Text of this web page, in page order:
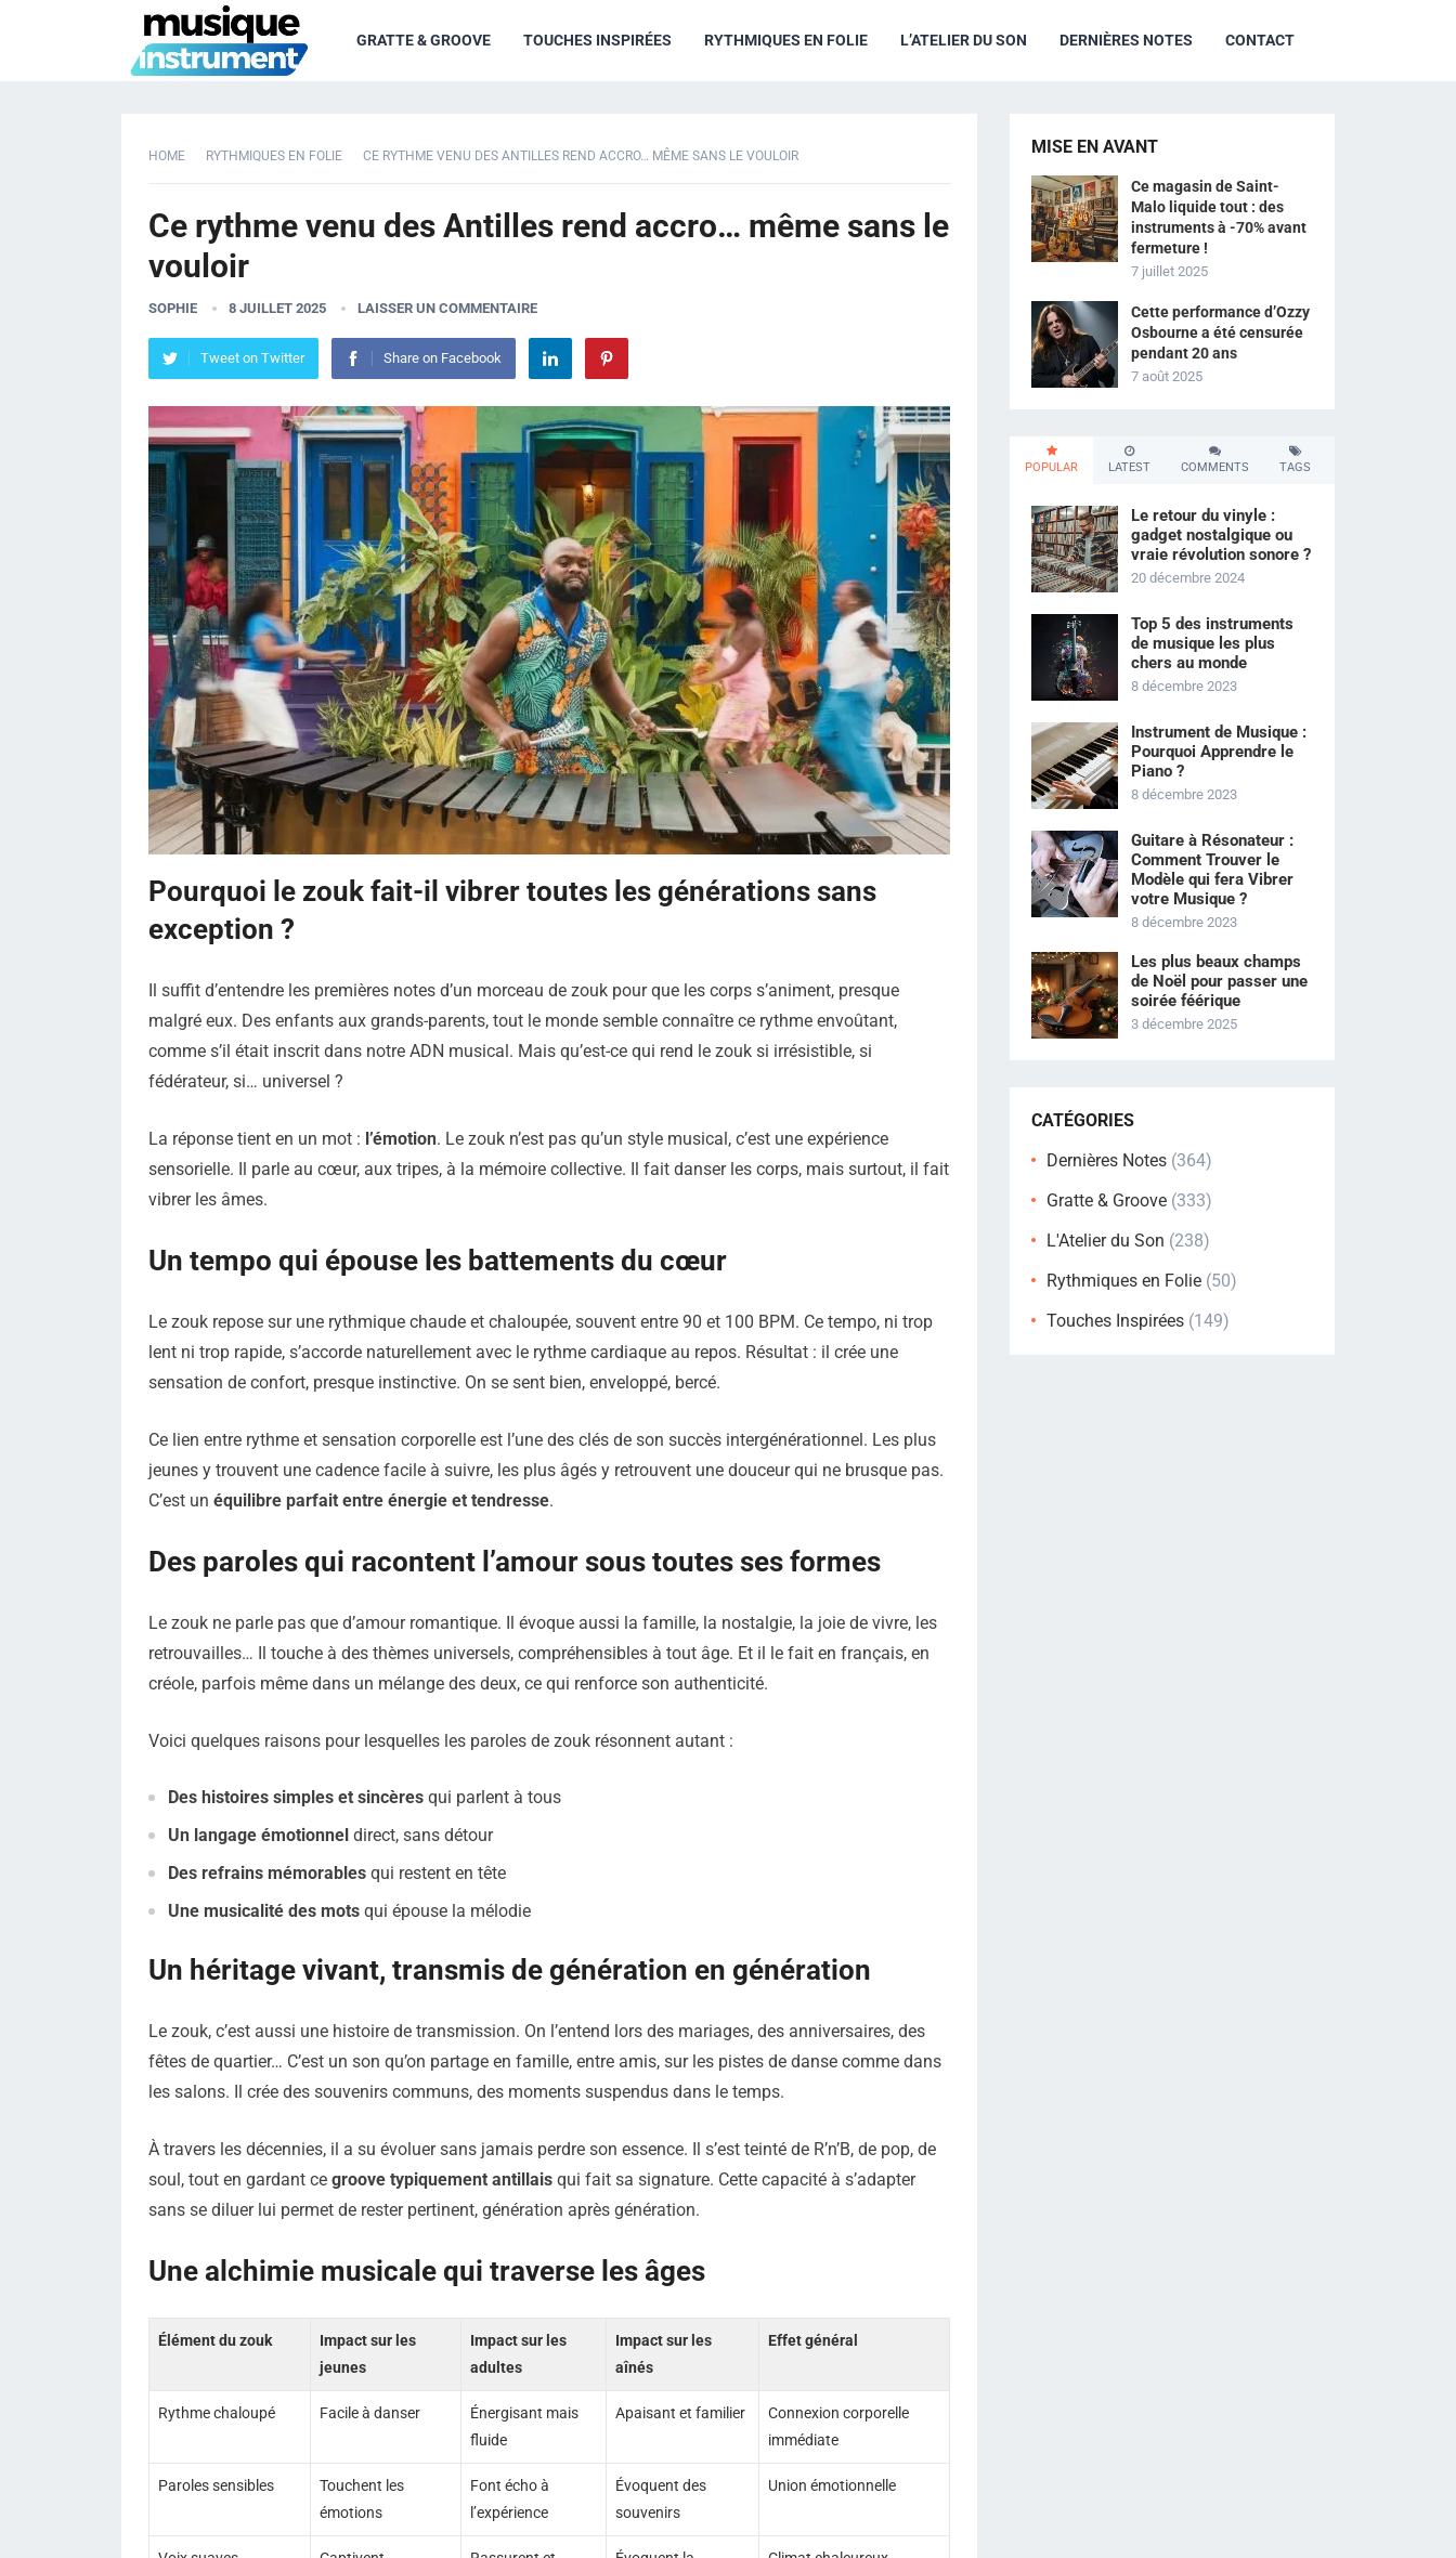
GRATTE & GROOVE TOUCHES INSPIRÉES RYTHMIQUES EN FOLIE L’ATELIER DU SON DERNIÈRES NOTES CONTACT
HOME RYTHMIQUES EN FOLIE CE RYTHME VENU DES ANTILLES REND ACCRO… MÊME SANS LE VOULOIR
Ce rythme venu des Antilles rend accro… même sans le
vouloir
SOPHIE 8 JUILLET 2025 LAISSER UN COMMENTAIRE
Tweet on Twitter Share on Facebook
Pourquoi le zouk fait-il vibrer toutes les générations sans
exception ?
Il suffit d’entendre les premières notes d’un morceau de zouk pour que les corps s’animent, presque
malgré eux. Des enfants aux grands-parents, tout le monde semble connaître ce rythme envoûtant,
comme s’il était inscrit dans notre ADN musical. Mais qu’est-ce qui rend le zouk si irrésistible, si
fédérateur, si… universel ?
La réponse tient en un mot : l’émotion. Le zouk n’est pas qu’un style musical, c’est une expérience
sensorielle. Il parle au cœur, aux tripes, à la mémoire collective. Il fait danser les corps, mais surtout, il fait
vibrer les âmes.
Un tempo qui épouse les battements du cœur
Le zouk repose sur une rythmique chaude et chaloupée, souvent entre 90 et 100 BPM. Ce tempo, ni trop
lent ni trop rapide, s’accorde naturellement avec le rythme cardiaque au repos. Résultat : il crée une
sensation de confort, presque instinctive. On se sent bien, enveloppé, bercé.
Ce lien entre rythme et sensation corporelle est l’une des clés de son succès intergénérationnel. Les plus
jeunes y trouvent une cadence facile à suivre, les plus âgés y retrouvent une douceur qui ne brusque pas.
C’est un équilibre parfait entre énergie et tendresse.
Des paroles qui racontent l’amour sous toutes ses formes
Le zouk ne parle pas que d’amour romantique. Il évoque aussi la famille, la nostalgie, la joie de vivre, les
retrouvailles… Il touche à des thèmes universels, compréhensibles à tout âge. Et il le fait en français, en
créole, parfois même dans un mélange des deux, ce qui renforce son authenticité.
Voici quelques raisons pour lesquelles les paroles de zouk résonnent autant :
Des histoires simples et sincères qui parlent à tous
Un langage émotionnel direct, sans détour
Des refrains mémorables qui restent en tête
Une musicalité des mots qui épouse la mélodie
Un héritage vivant, transmis de génération en génération
Le zouk, c’est aussi une histoire de transmission. On l’entend lors des mariages, des anniversaires, des
fêtes de quartier… C’est un son qu’on partage en famille, entre amis, sur les pistes de danse comme dans
les salons. Il crée des souvenirs communs, des moments suspendus dans le temps.
À travers les décennies, il a su évoluer sans jamais perdre son essence. Il s’est teinté de R’n’B, de pop, de
soul, tout en gardant ce groove typiquement antillais qui fait sa signature. Cette capacité à s’adapter
sans se diluer lui permet de rester pertinent, génération après génération.
Une alchimie musicale qui traverse les âges
Élément du zouk
Impact sur les
jeunes
Impact sur les
adultes
Impact sur les
aînés
Effet général
Rythme chaloupé Facile à danser
Énergisant mais
fluide
Apaisant et familier
Connexion corporelle
immédiate
Paroles sensibles
Touchent les
émotions
Font écho à
l’expérience
Évoquent des
souvenirs
Union émotionnelle
MISE EN AVANT
Ce magasin de Saint-
Malo liquide tout : des
instruments à -70% avant
fermeture !
7 juillet 2025
Cette performance d’Ozzy
Osbourne a été censurée
pendant 20 ans
7 août 2025
POPULAR LATEST COMMENTS TAGS
Le retour du vinyle :
gadget nostalgique ou
vraie révolution sonore ?
20 décembre 2024
Top 5 des instruments
de musique les plus
chers au monde
8 décembre 2023
Instrument de Musique :
Pourquoi Apprendre le
Piano ?
8 décembre 2023
Guitare à Résonateur :
Comment Trouver le
Modèle qui fera Vibrer
votre Musique ?
8 décembre 2023
Les plus beaux champs
de Noël pour passer une
soirée féérique
3 décembre 2025
CATÉGORIES
Dernières Notes (364)
Gratte & Groove (333)
L'Atelier du Son (238)
Rythmiques en Folie (50)
Touches Inspirées (149)